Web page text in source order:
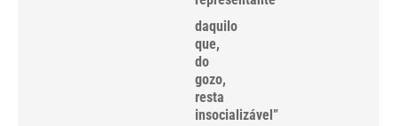
daquilo
que,
do
gozo,
resta
insocializável”